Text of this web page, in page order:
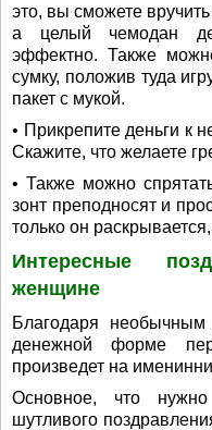
это, вы сможете
а целый чемодан
эффектно. Также
сумку, положив туда
пакет с мукой.
• Прикрепите деньги к
Скажите, что желаете
• Также можно
зонт преподносят и
только он
Интересные
женщине
Благодаря
денежной форме
произведет на
Основное, что нужно
шутливого